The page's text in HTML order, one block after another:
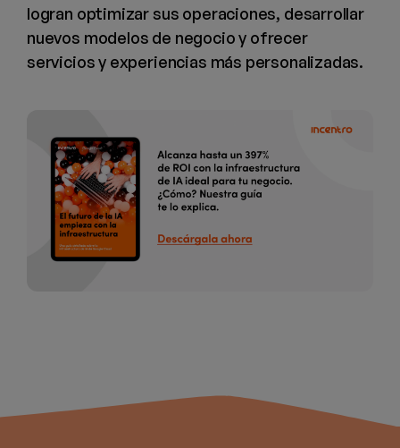
logran optimizar sus operaciones, desarrollar
nuevos modelos de negocio y ofrecer
servicios y experiencias más personalizadas.